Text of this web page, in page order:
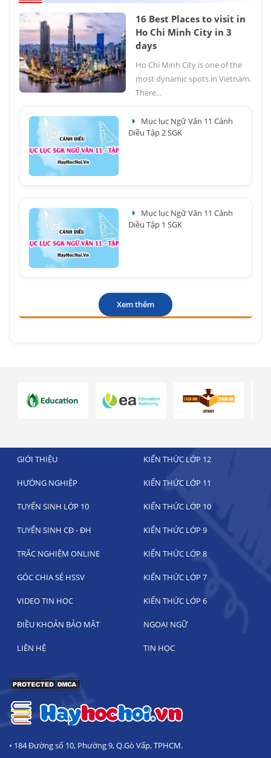
16 Best Places to visit in
Ho Chi Minh City in 3
days
Ho Chi Minh City is one of the
most dynamic spots in Vietnam.
There...
Mục lục Ngữ Văn 11 Cánh
Diều Tập 2 SGK
Mục lục Ngữ Văn 11 Cánh
Diều Tập 1 SGK
Xem thêm
GIỚI THIỆU KIẾN THỨC LỚP 12
HƯỚNG NGHIỆP KIẾN THỨC LỚP 11
TUYỂN SINH LỚP 10 KIẾN THỨC LỚP 10
TUYỂN SINH CĐ - ĐH KIẾN THỨC LỚP 9
TRẮC NGHIỆM ONLINE KIẾN THỨC LỚP 8
GÓC CHIA SẺ HSSV KIẾN THỨC LỚP 7
VIDEO TIN HỌC KIẾN THỨC LỚP 6
ĐIỀU KHOẢN BẢO MẬT NGOẠI NGỮ
LIÊN HỆ TIN HỌC
• 184 Đường số 10, Phường 9, Q.Gò Vấp, TPHCM.